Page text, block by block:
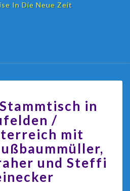
In Die Neue Zeit
in
/
mit
und Steffi